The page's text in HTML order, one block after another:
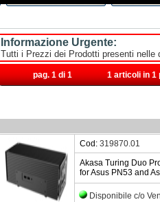
Informazione Urgente:
Tutti i Prezzi dei Prodotti presenti
pag. 1 di 1 1 articoli in 1
Cod: 319870.01
Akasa Turing Duo
for Asus PN53 and
Disponibile c/o